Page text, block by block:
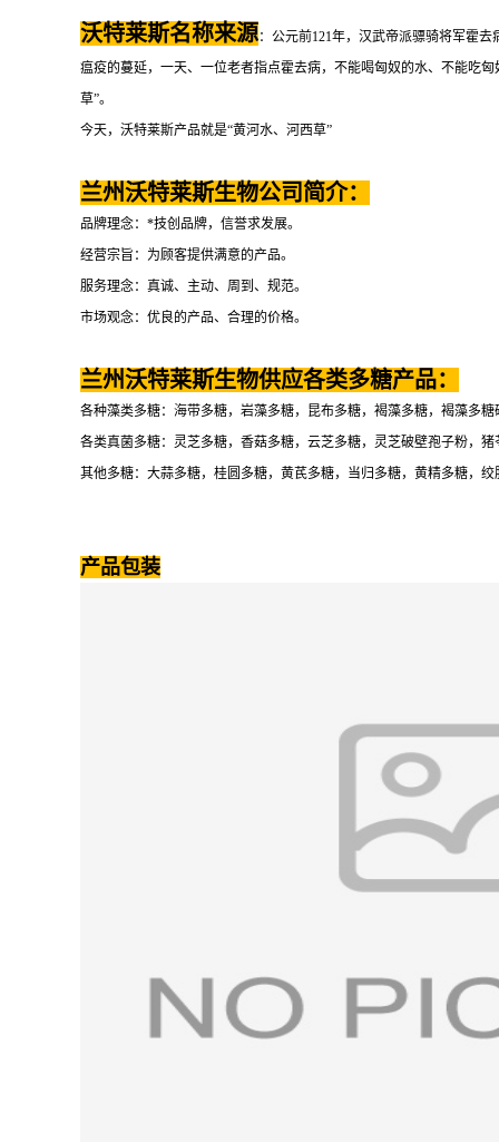
沃特莱斯名称来源：公元前121年，汉武帝派骠骑将军霍
瘟疫的蔓延，一天、一位老者指点霍去病，不能喝匈奴的水、不能吃
草”。
今天，沃特莱斯产品就是“黄河水、河西草”
兰州沃特莱斯生物公司简介：
品牌理念：*技创品牌，信誉求发展。
经营宗旨：为顾客提供满意的产品。
服务理念：真诚、主动、周到、规范。
市场观念：优良的产品、合理的价格。
兰州沃特莱斯生物供应各类多糖产品：
各种藻类多糖：海带多糖，岩藻多糖，昆布多糖，褐藻多糖，褐藻多糖
各类真菌多糖：灵芝多糖，香菇多糖，云芝多糖，灵芝破壁孢子粉，
其他多糖：大蒜多糖，桂圆多糖，黄芪多糖，当归多糖，黄精多糖，
产品包装